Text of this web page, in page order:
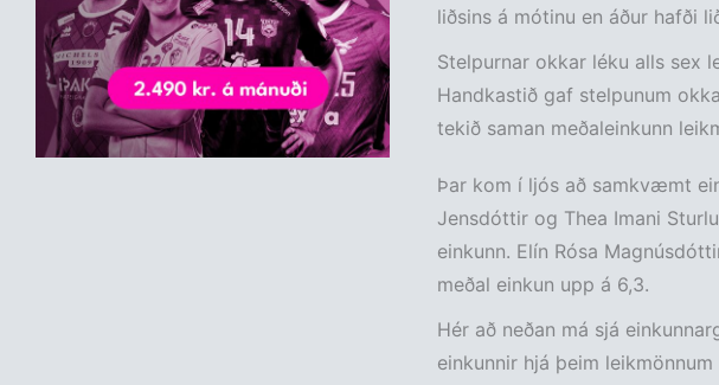
liðsins á mótinu en áður hafði
Stelpurnar okkar léku alls sex
Handkastið gaf stelpunum
tekið saman meðaleinkunn
Þar kom í ljós að samkvæmt
Jensdóttir og Thea Imani
einkunn. Elín Rósa
meðal einkun upp á 6,3.
Hér að neðan má sjá
einkunnir hjá þeim